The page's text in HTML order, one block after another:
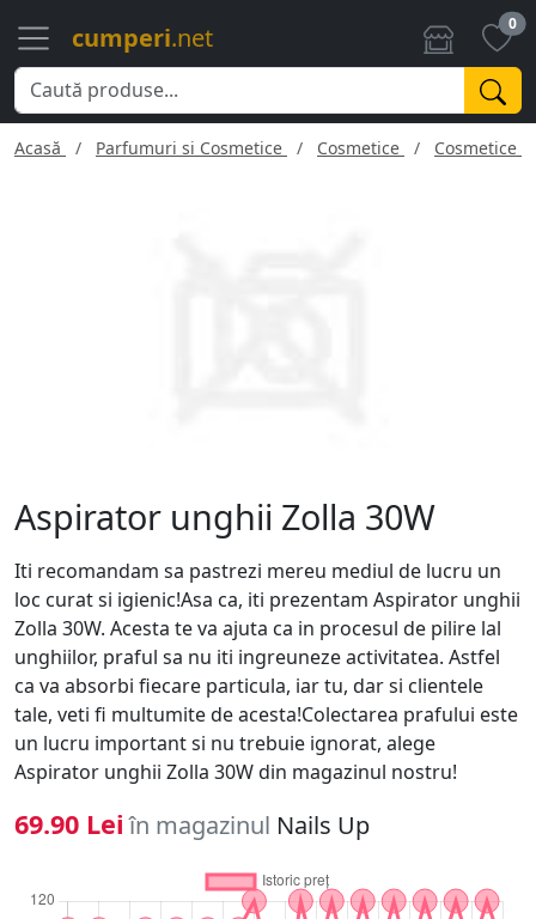
cumperi.net 0
Acasă Parfumuri si Cosmetice Cosmetice Cosmetice
Aspirator unghii Zolla 30W
Iti recomandam sa pastrezi mereu mediul de lucru un
loc curat si igienic!Asa ca, iti prezentam Aspirator unghii
Zolla 30W. Acesta te va ajuta ca in procesul de pilire lal
unghiilor, praful sa nu iti ingreuneze activitatea. Astfel
ca va absorbi fiecare particula, iar tu, dar si clientele
tale, veti fi multumite de acesta!Colectarea prafului este
un lucru important si nu trebuie ignorat, alege
Aspirator unghii Zolla 30W din magazinul nostru!
69.90 Lei în magazinul Nails Up